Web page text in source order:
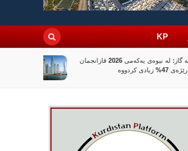
KP
بانکی جیهانی 100 ملیۆن دۆلار بۆ
نوێکردنەوەی کەرتی دارایی سووریا تەرخان